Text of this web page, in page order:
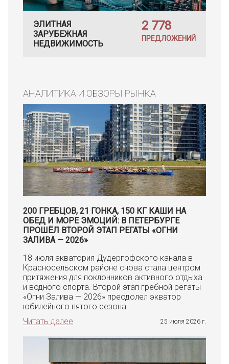
ЭЛИТНАЯ
ЗАРУБЕЖНАЯ
НЕДВИЖИМОСТЬ
2 778
ПРЕДЛОЖЕНИЙ
АНАЛИТИКА И ОБЗОРЫ РЫНКА
200 ГРЕБЦОВ, 21 ГОНКА, 150 КГ КАШИ НА
ОБЕД И МОРЕ ЭМОЦИЙ: В ПЕТЕРБУРГЕ
ПРОШЁЛ ВТОРОЙ ЭТАП РЕГАТЫ «ОГНИ
ЗАЛИВА — 2026»
18 июля акватория Дудергофского канала в
Красносельском районе снова стала центром
притяжения для поклонников активного отдыха
и водного спорта. Второй этап гребной регаты
«Огни Залива — 2026» преодолел экватор
юбилейного пятого сезона.
Читать далее
25 июля 2026 г.